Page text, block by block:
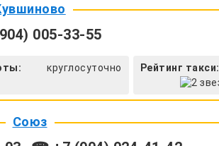
005-33-55
круглосуточно Рейтинг такси:
Союз